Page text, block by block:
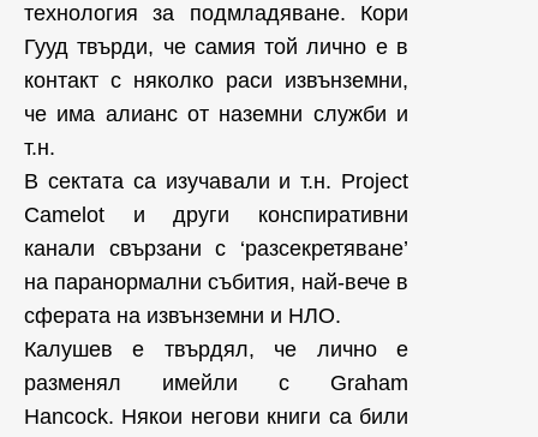
технология за подмладяване. Кори
Гууд твърди, че самия той лично е в
контакт с няколко раси извънземни,
че има алианс от наземни служби и
т.н.
В сектата са изучавали и т.н. Project
Camelot и други конспиративни
канали свързани с ‘разсекретяване’
на паранормални събития, най-вече в
сферата на извънземни и НЛО.
Калушев е твърдял, че лично е
разменял имейли с Graham
Hancock. Някои негови книги са били